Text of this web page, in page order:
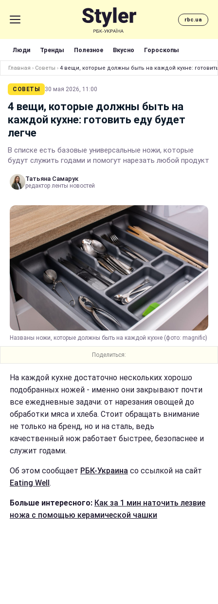
rbc.ua
Люди Тренды Полезное Вкусно Гороскопы
Главная › Советы › 4 вещи, которые должны быть на каждой кухне:
СОВЕТЫ 30 мая 2026, 11:00
4 вещи, которые должны быть на
каждой кухне: готовить еду будет
легче
В списке есть базовые универсальные ножи, которые
будут служить годами и помогут нарезать любой продукт
Татьяна Самарук
редактор ленты новостей
Названы ножи, которые должны быть на каждой кухне (фото: magnific)
Поделиться:
На каждой кухне достаточно нескольких хорошо
подобранных ножей - именно они закрывают почти
все ежедневные задачи: от нарезания овощей до
обработки мяса и хлеба. Стоит обращать внимание
не только на бренд, но и на сталь, ведь
качественный нож работает быстрее, безопаснее и
служит годами.
Об этом сообщает РБК-Украина со ссылкой на сайт
Еating Well .
Больше интересного: Как за 1 мин наточить лезвие
ножа с помощью керамической чашки